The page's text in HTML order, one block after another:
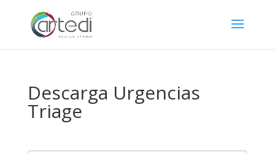
Descarga Urgencias
Triage